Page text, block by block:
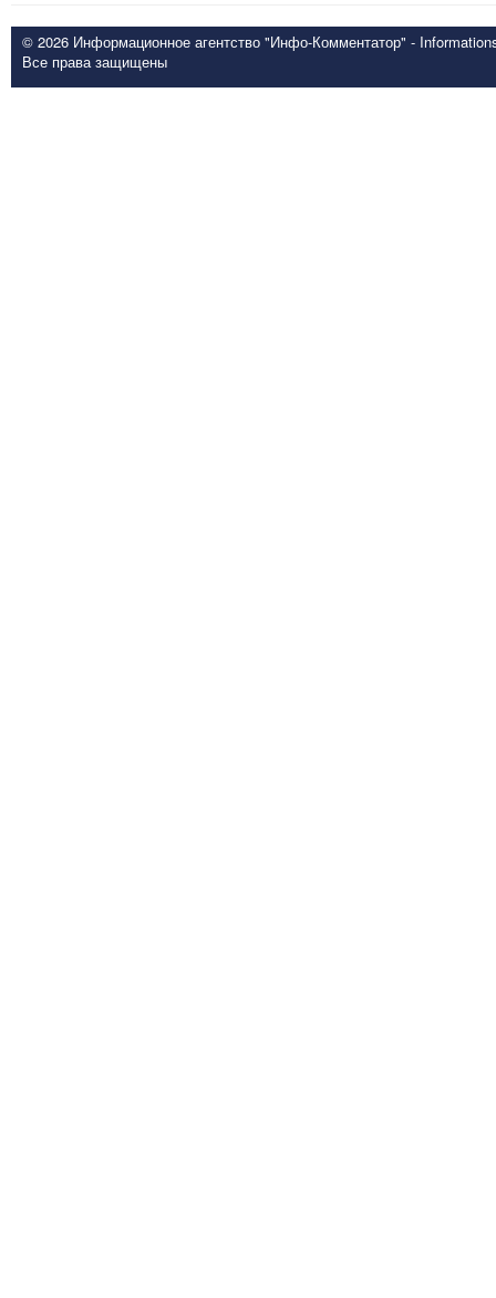
© 2026 Информационное агентство "Инфо-Комментатор" -
Все права защищены